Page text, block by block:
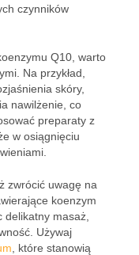
czynników
Q10, warto
Na przykład,
skóry,
nawilżenie, co
preparaty z
w osiągnięciu
zwrócić uwagę na
koenzym
masaż,
Używaj
, które stanowią